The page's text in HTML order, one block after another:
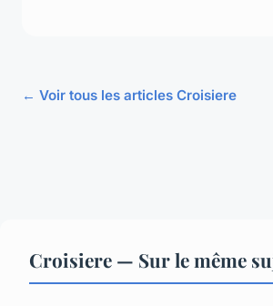
← Voir tous les articles Croisiere
Croisiere — Sur le même